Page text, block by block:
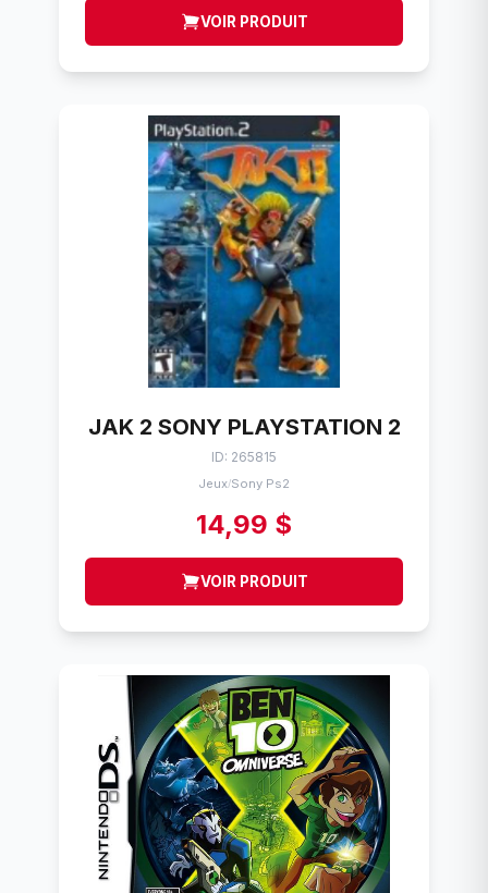
VOIR PRODUIT
JAK 2 SONY PLAYSTATION 2
ID: 265815
Jeux/Sony Ps2
14,99 $
VOIR PRODUIT